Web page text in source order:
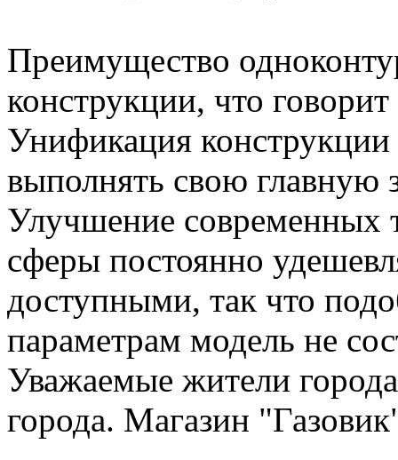
Преимущество
конструкции, что
Унификация
выполнять свою главную
Улучшение современных
сферы постоянно
доступными, так что
параметрам модель не
Уважаемые жители
города. Магазин